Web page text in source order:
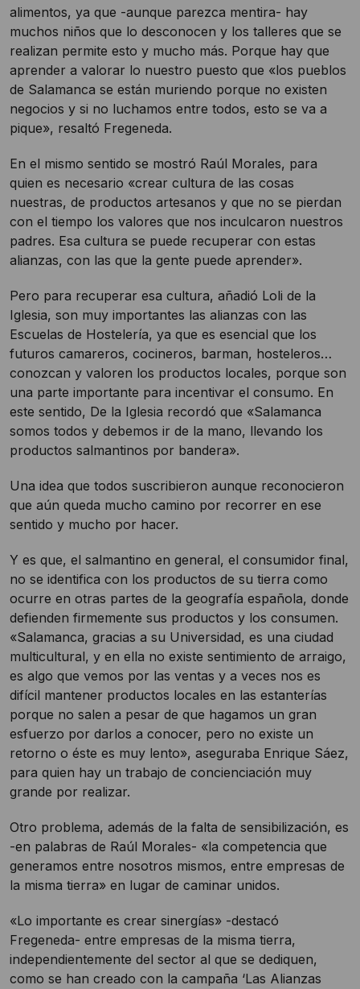
alimentos, ya que -aunque parezca mentira- hay
muchos niños que lo desconocen y los talleres que se
realizan permite esto y mucho más. Porque hay que
aprender a valorar lo nuestro puesto que «los pueblos
de Salamanca se están muriendo porque no existen
negocios y si no luchamos entre todos, esto se va a
pique», resaltó Fregeneda.
En el mismo sentido se mostró Raúl Morales, para
quien es necesario «crear cultura de las cosas
nuestras, de productos artesanos y que no se pierdan
con el tiempo los valores que nos inculcaron nuestros
padres. Esa cultura se puede recuperar con estas
alianzas, con las que la gente puede aprender».
Pero para recuperar esa cultura, añadió Loli de la
Iglesia, son muy importantes las alianzas con las
Escuelas de Hostelería, ya que es esencial que los
futuros camareros, cocineros, barman, hosteleros…
conozcan y valoren los productos locales, porque son
una parte importante para incentivar el consumo. En
este sentido, De la Iglesia recordó que «Salamanca
somos todos y debemos ir de la mano, llevando los
productos salmantinos por bandera».
Una idea que todos suscribieron aunque reconocieron
que aún queda mucho camino por recorrer en ese
sentido y mucho por hacer.
Y es que, el salmantino en general, el consumidor final,
no se identifica con los productos de su tierra como
ocurre en otras partes de la geografía española, donde
defienden firmemente sus productos y los consumen.
«Salamanca, gracias a su Universidad, es una ciudad
multicultural, y en ella no existe sentimiento de arraigo,
es algo que vemos por las ventas y a veces nos es
difícil mantener productos locales en las estanterías
porque no salen a pesar de que hagamos un gran
esfuerzo por darlos a conocer, pero no existe un
retorno o éste es muy lento», aseguraba Enrique Sáez,
para quien hay un trabajo de concienciación muy
grande por realizar.
Otro problema, además de la falta de sensibilización, es
-en palabras de Raúl Morales- «la competencia que
generamos entre nosotros mismos, entre empresas de
la misma tierra» en lugar de caminar unidos.
«Lo importante es crear sinergías» -destacó
Fregeneda- entre empresas de la misma tierra,
independientemente del sector al que se dediquen,
como se han creado con la campaña ‘Las Alianzas